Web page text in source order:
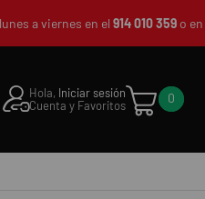
a viernes en el 914 010 359o en
Hola, Iniciar sesión
Cuenta y Favoritos
0